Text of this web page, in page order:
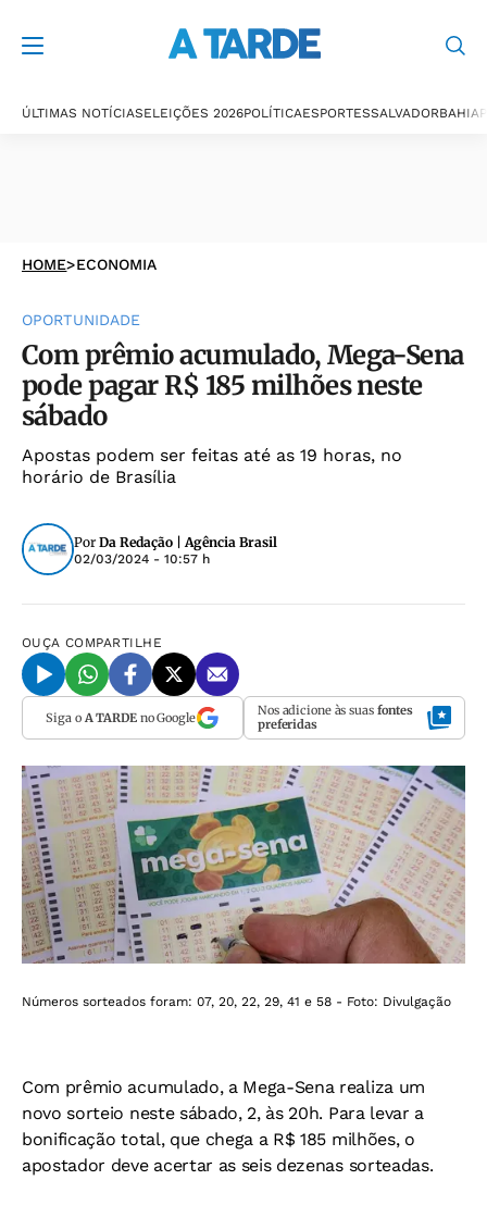
ÚLTIMAS NOTÍCIASELEIÇÕES 2026POLÍTICAESPORTESSALVADORBAHIA
HOME>ECONOMIA
OPORTUNIDADE
Com prêmio acumulado, Mega-Sena
pode pagar R$ 185 milhões neste
sábado
Apostas podem ser feitas até as 19 horas, no
horário de Brasília
Por Da Redação | Agência Brasil
02/03/2024 - 10:57 h
OUÇA COMPARTILHE
Siga o A TARDEno Google Nos adicione às suas fontes
preferidas
Números sorteados foram: 07, 20, 22, 29, 41 e 58 - Foto: Divulgação
Com prêmio acumulado, a Mega-Sena realiza um
novo sorteio neste sábado, 2, às 20h. Para levar a
bonificação total, que chega a R$ 185 milhões, o
apostador deve acertar as seis dezenas sorteadas.